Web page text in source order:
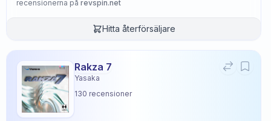
recensionerna på revspin.net
Hitta återförsäljare
Rakza 7
Yasaka
130 recensioner